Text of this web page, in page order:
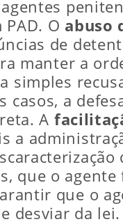
O abuso
de
manter a
simples
casos, a
A
a
que o
que o
desviar da lei.